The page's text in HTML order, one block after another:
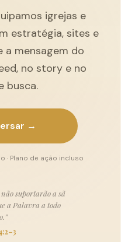
igrejas e
estratégia, sites e
a mensagem do
no story e no
busca.
→
· Plano de ação incluso
suportarão a sã
a Palavra a todo